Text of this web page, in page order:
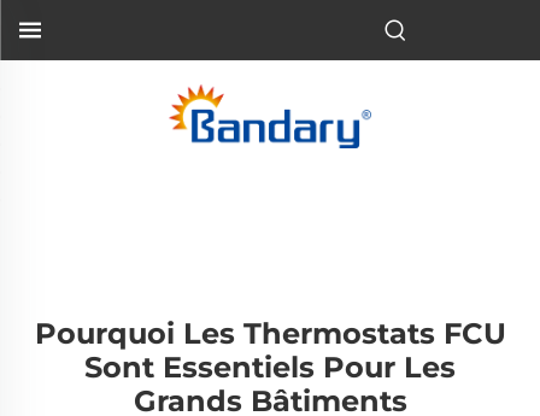
Pourquoi Les Thermostats FCU
Sont Essentiels Pour Les
Grands Bâtiments